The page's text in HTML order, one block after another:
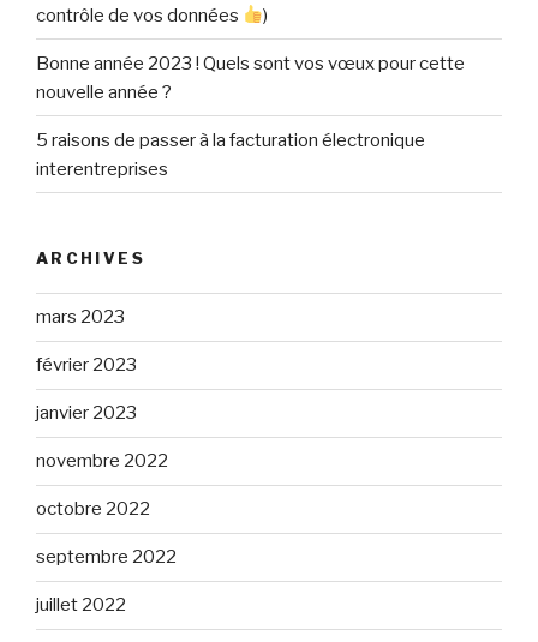
contrôle de vos données
)
Bonne année 2023 ! Quels sont vos vœux pour cette
nouvelle année ?
5 raisons de passer à la facturation électronique
interentreprises
ARCHIVES
mars 2023
février 2023
janvier 2023
novembre 2022
octobre 2022
septembre 2022
juillet 2022